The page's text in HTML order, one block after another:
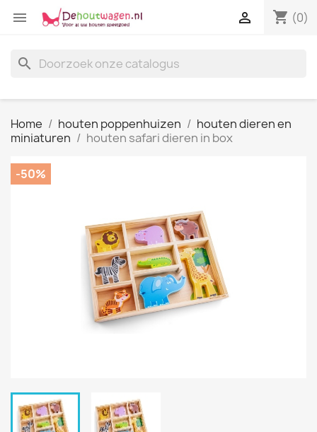
 shopping_cart (0)

search
Home houten poppenhuizen
houten dieren en
miniaturen
houten safari dieren in box
-50%